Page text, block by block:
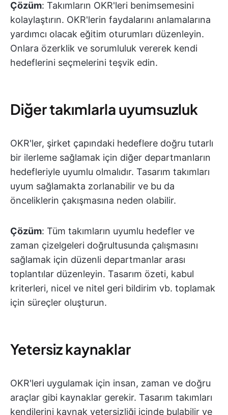
Çözüm: Takımların OKR'leri benimsemesini
kolaylaştırın. OKR'lerin faydalarını anlamalarına
yardımcı olacak eğitim oturumları düzenleyin.
Onlara özerklik ve sorumluluk vererek kendi
hedeflerini seçmelerini teşvik edin.
Diğer takımlarla uyumsuzluk
OKR'ler, şirket çapındaki hedeflere doğru tutarlı
bir ilerleme sağlamak için diğer departmanların
hedefleriyle uyumlu olmalıdır. Tasarım takımları
uyum sağlamakta zorlanabilir ve bu da
önceliklerin çakışmasına neden olabilir.
Çözüm: Tüm takımların uyumlu hedefler ve
zaman çizelgeleri doğrultusunda çalışmasını
sağlamak için düzenli departmanlar arası
toplantılar düzenleyin. Tasarım özeti, kabul
kriterleri, nicel ve nitel geri bildirim vb. toplamak
için süreçler oluşturun.
Yetersiz kaynaklar
OKR'leri uygulamak için insan, zaman ve doğru
araçlar gibi kaynaklar gerekir. Tasarım takımları
kendilerini kaynak yetersizliği içinde bulabilir ve